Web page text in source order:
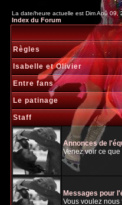
La date/heure actuelle est Dim Aoû 09,
Index du Forum
Règles
Isabelle et Olivier
Entre fans
Le patinage
Staff
Annonces de
Venez voir ce
Messages pour
Vous voulez nous